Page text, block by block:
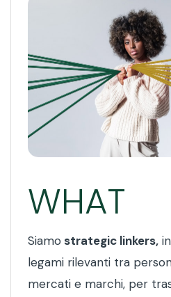
WHAT
Siamo strategic linkers,
legami rilevanti tra
mercati e marchi, per